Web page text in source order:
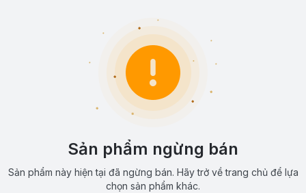
Sản phẩm ngừng bán
Sản phẩm này hiện tại đã ngừng bán. Hãy trở về trang chủ để lựa
chọn sản phẩm khác.